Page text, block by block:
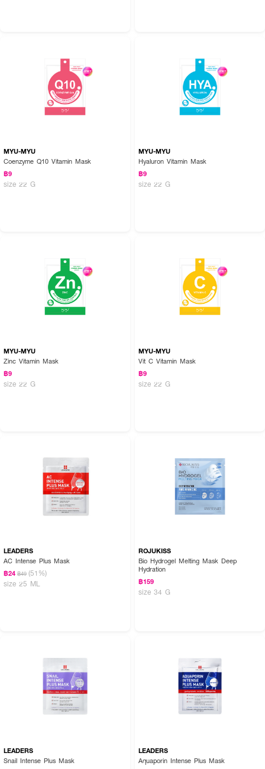
ยกกระชับผิวเฟิร์ม สว่างใสฉ่ำโกลว์ทันทีด้วยพลังธรรมชาติ 🧸💖 เผยผิวอิ่มน้ำดูมี
ชีวิตชีวา มั่นใจไปกับ HER HYNESS
MYU-MYU
Coenzyme Q10 Vitamin Mask
฿9
size 22 G
MYU-MYU
Hyaluron Vitamin Mask
฿9
size 22 G
MYU-MYU
Zinc Vitamin Mask
฿9
size 22 G
MYU-MYU
Vit C Vitamin Mask
฿9
size 22 G
LEADERS
AC Intense Plus Mask
฿24 ฿49 (51%)
size 25 ML
ROJUKISS
Bio Hydrogel Melting Mask Deep
Hydration
฿159
size 34 G
LEADERS
Snail Intense Plus Mask
LEADERS
Aquaporin Intense Plus Mask